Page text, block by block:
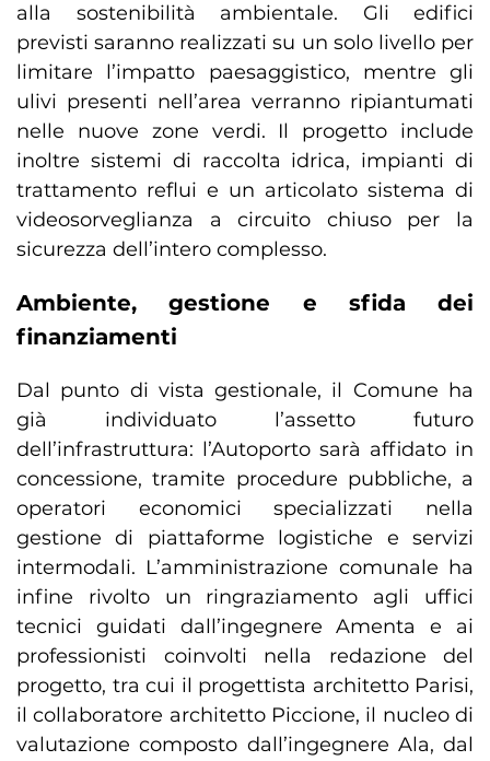
alla sostenibilità ambientale. Gli edifici
previsti saranno realizzati su un solo livello per
limitare l’impatto paesaggistico, mentre gli
ulivi presenti nell’area verranno ripiantumati
nelle nuove zone verdi. Il progetto include
inoltre sistemi di raccolta idrica, impianti di
trattamento reflui e un articolato sistema di
videosorveglianza a circuito chiuso per la
sicurezza dell’intero complesso.
Ambiente, gestione e sfida dei
finanziamenti
Dal punto di vista gestionale, il Comune ha
già individuato l’assetto futuro
dell’infrastruttura: l’Autoporto sarà affidato in
concessione, tramite procedure pubbliche, a
operatori economici specializzati nella
gestione di piattaforme logistiche e servizi
intermodali. L’amministrazione comunale ha
infine rivolto un ringraziamento agli uffici
tecnici guidati dall’ingegnere Amenta e ai
professionisti coinvolti nella redazione del
progetto, tra cui il progettista architetto Parisi,
il collaboratore architetto Piccione, il nucleo di
valutazione composto dall’ingegnere Ala, dal